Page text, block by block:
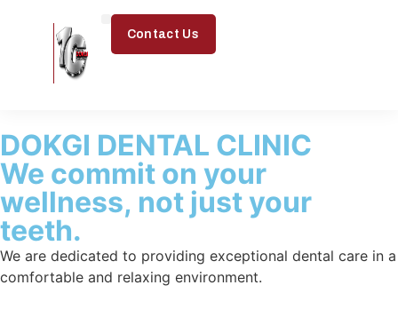
Contact Us
DOKGI DENTAL CLINIC
We commit on your
wellness, not just your
teeth.
We are dedicated to providing exceptional dental care in a
comfortable and relaxing environment.